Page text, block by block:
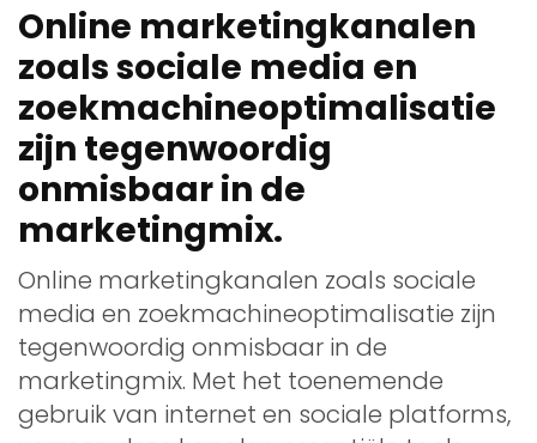
Online marketingkanalen
zoals sociale media en
zoekmachineoptimalisatie
zijn tegenwoordig
onmisbaar in de
marketingmix.
Online marketingkanalen zoals sociale
media en zoekmachineoptimalisatie zijn
tegenwoordig onmisbaar in de
marketingmix. Met het toenemende
gebruik van internet en sociale platforms,